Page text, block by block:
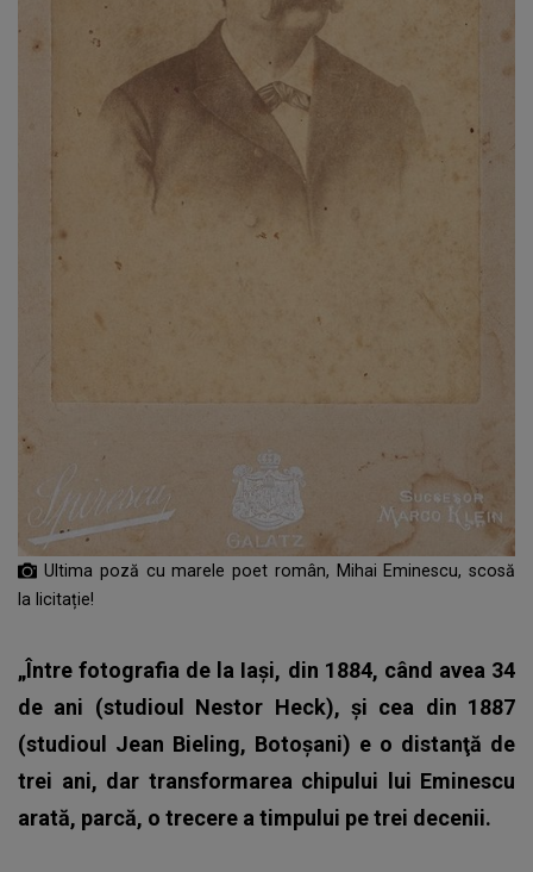
Ultima poză cu marele poet român, Mihai Eminescu, scosă
la licitație!
„Între fotografia de la Iaşi, din 1884, când avea 34
de ani (studioul Nestor Heck), şi cea din 1887
(studioul Jean Bieling, Botoşani) e o distanţă de
trei ani, dar transformarea chipului lui Eminescu
arată, parcă, o trecere a timpului pe trei decenii.